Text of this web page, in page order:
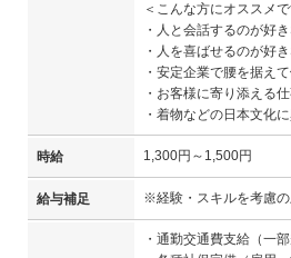
＜こんな方にオススメで
・人と会話するのが好
・人を喜ばせるのが好
・安定企業で腰を据え
・お客様に寄り添える
・着物などの日本文化
時給 1,300円～1,500円
給与補足 ※経験・スキルを考慮
・通勤交通費支給（一部